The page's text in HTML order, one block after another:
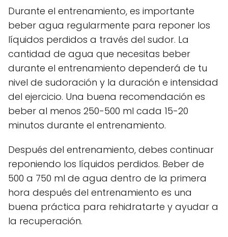
Durante el entrenamiento, es importante
beber agua regularmente para reponer los
líquidos perdidos a través del sudor. La
cantidad de agua que necesitas beber
durante el entrenamiento dependerá de tu
nivel de sudoración y la duración e intensidad
del ejercicio. Una buena recomendación es
beber al menos 250-500 ml cada 15-20
minutos durante el entrenamiento.
Después del entrenamiento, debes continuar
reponiendo los líquidos perdidos. Beber de
500 a 750 ml de agua dentro de la primera
hora después del entrenamiento es una
buena práctica para rehidratarte y ayudar a
la recuperación.